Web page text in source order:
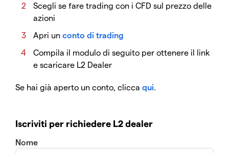
Scegli se fare trading con i CFD sul prezzo delle
azioni
Apri un conto di trading
Compila il modulo di seguito per ottenere il link
e scaricare L2 Dealer
Se hai già aperto un conto, clicca qui.
Iscriviti per richiedere L2 dealer
Nome